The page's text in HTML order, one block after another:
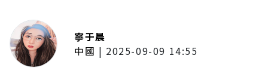
寧于晨
中國 | 2025-09-09 14:55